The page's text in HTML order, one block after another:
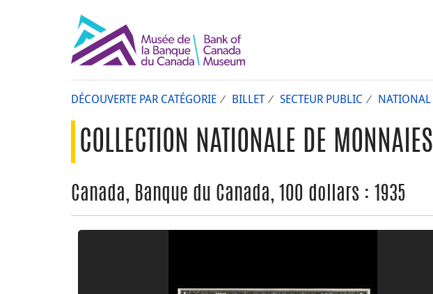
DÉCOUVERTE PAR CATÉGORIE BILLET SECTEUR PUBLIC NATIONAL
COLLECTION NATIONALE DE MONNAIES
Canada, Banque du Canada, 100 dollars : 1935